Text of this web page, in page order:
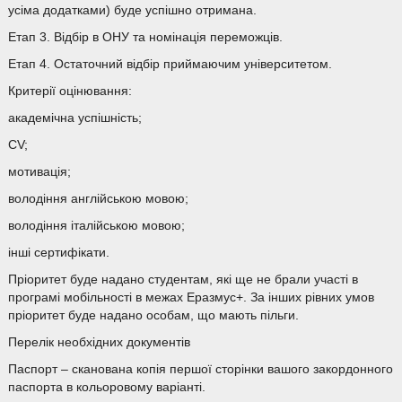
усіма додатками) буде успішно отримана.
Етап 3. Відбір в ОНУ та номінація переможців.
Етап 4. Остаточний відбір приймаючим університетом.
Критерії оцінювання:
академічна успішність;
CV;
мотивація;
володіння англійською мовою;
володіння італійською мовою;
інші сертифікати.
Пріоритет буде надано студентам, які ще не брали участі в
програмі мобільності в межах Еразмус+. За інших рівних умов
пріоритет буде надано особам, що мають пільги.
Перелік необхідних документів
Паспорт – сканована копія першої сторінки вашого закордонного
паспорта в кольоровому варіанті.